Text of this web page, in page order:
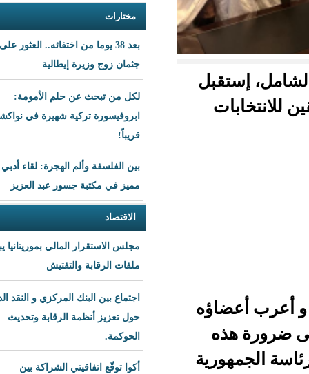
مختارات
بعد 38 يوما من اختفائه.. العثور على
جثمان زوج وزيرة إيطالية
لكل من تبحث عن حلم الأمومة:
ابروفيسورة تركية شهيرة في نواكشوط
بين الفلسفة وألم الهجرة: لقاء أدبي
مميز في مكتبة جسور عبد العزيز
مجلس الاستقرار المالي بموريتانيا يبحث
ملفات الرقابة والتفتيش
اجتماع بين البنك المركزي و النقد الدولي
حول تعزيز أنظمة الرقابة وتحديث
الحوكمة.
أكوا توقّع اتفاقيتي الشراكة بين